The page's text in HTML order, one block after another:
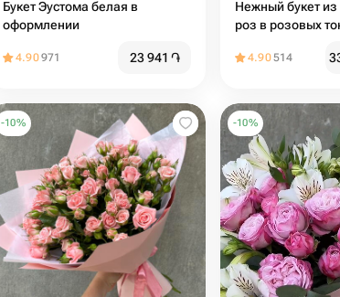
Букет Эустома белая в
оформлении
4.90971 23 941 ֏
Нежный букет
роз в розовых
4.90514
-10% -10%